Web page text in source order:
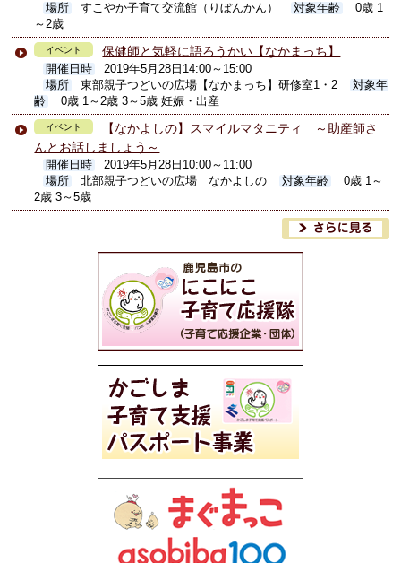
場所
すこやか子育て交流館（りぼんかん） 対象年齢
0歳 1
～2歳
イベント 保健師と気軽に語ろうかい【なかまっち】
開催日時
2019年5月28日14:00～15:00
場所
東部親子つどいの広場【なかまっち】研修室1・2
対象年
齢
0歳 1～2歳 3～5歳 妊娠・出産
イベント
【なかよしの】スマイルマタニティ ～助産師さ
んとお話しましょう～
開催日時
2019年5月28日10:00～11:00
場所
北部親子つどいの広場 なかよしの 対象年齢
0歳 1～
2歳 3～5歳